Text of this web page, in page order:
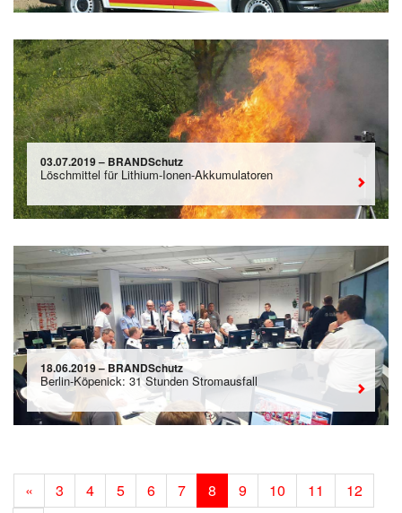
03.07.2019 – BRANDSchutz
Löschmittel für Lithium-Ionen-Akkumulatoren
18.06.2019 – BRANDSchutz
Berlin-Köpenick: 31 Stunden Stromausfall
« 3 4 5 6 7 8 9 10 11
12